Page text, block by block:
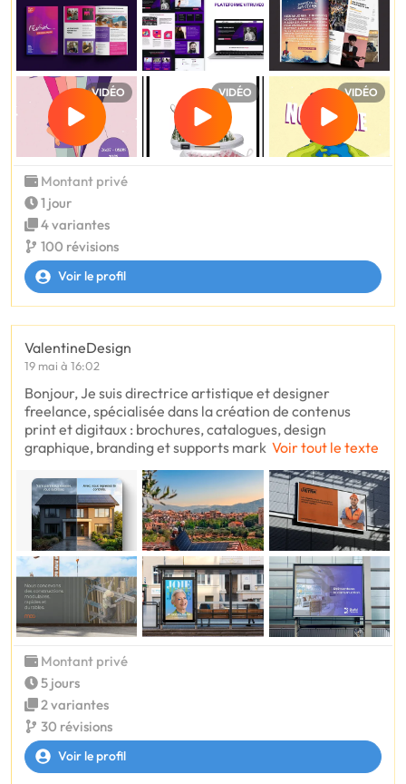
VIDÉO VIDÉO VIDÉO
Montant privé
1 jour
4 variantes
100 révisions
Voir le profil
ValentineDesign
19 mai à 16:02
Bonjour, Je suis directrice artistique et designer
freelance, spécialisée dans la création de contenus
print et digitaux : brochures, catalogues, design
graphique, branding et supports mark Voir tout le texte
Montant privé
5 jours
2 variantes
30 révisions
Voir le profil